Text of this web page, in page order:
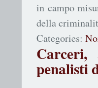
in campo
della
Categories:
Carceri,
penalisti